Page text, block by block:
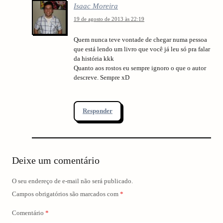
Isaac Moreira
19 de agosto de 2013 às 22:19
Quem nunca teve vontade de chegar numa pessoa
que está lendo um livro que você já leu só pra falar
da história kkk
Quanto aos rostos eu sempre ignoro o que o autor
descreve. Sempre xD
Responder
Deixe um comentário
O seu endereço de e-mail não será publicado.
Campos obrigatórios são marcados com *
Comentário *